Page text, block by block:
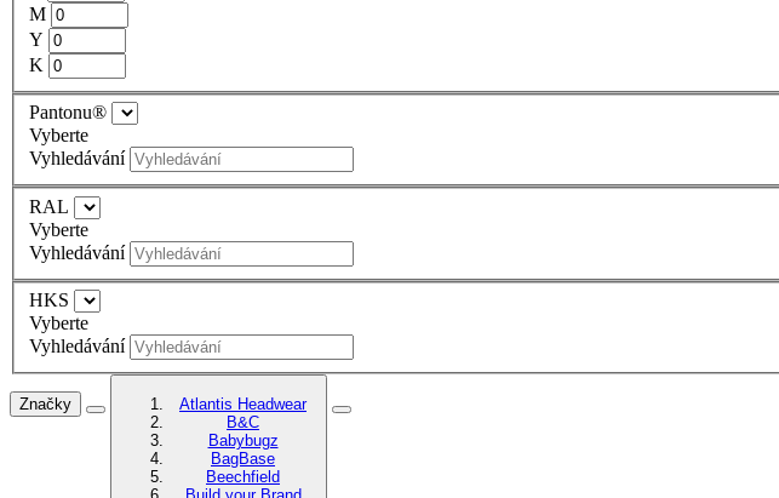
M
Y
K
Pantonu®
Vyberte
Vyhledávání
RAL
Vyberte
Vyhledávání
HKS
Vyberte
Vyhledávání
Značky
Atlantis Headwear
B&C
Babybugz
BagBase
Beechfield